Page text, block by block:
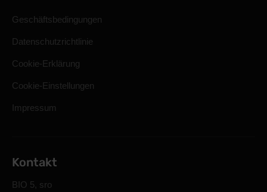
Geschäftsbedingungen
Datenschutzrichtlinie
Cookie-Erklärung
Cookie-Einstellungen
Impressum
Kontakt
BIO 5, sro